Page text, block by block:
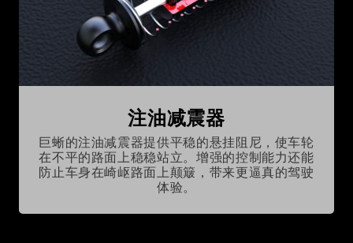
注油减震器
巨蜥的注油减震器提供平稳的悬挂阻尼，使车轮
在不平的路面上稳稳站立。增强的控制能力还能
防止车身在崎岖路面上颠簸，带来更逼真的驾驶
体验。